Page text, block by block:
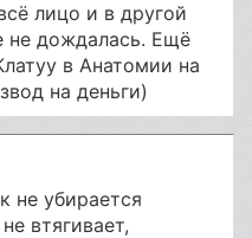
лицо и в другой
не дождалась. Ещё
в Анатомии на
на деньги)
не убирается
втягивает,